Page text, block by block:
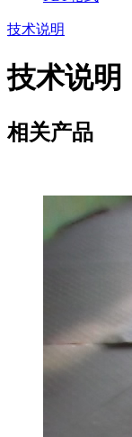
技术说明
技术说明
相关产品